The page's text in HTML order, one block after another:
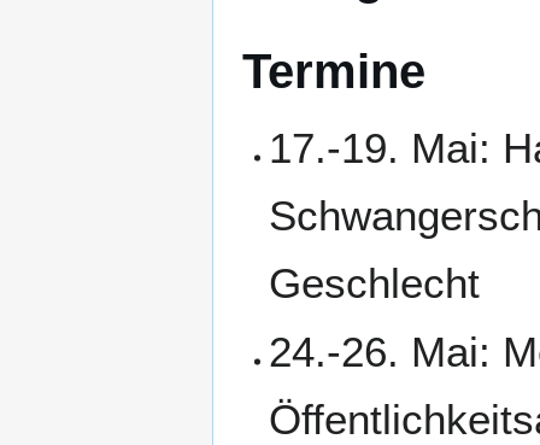
Termine
17.-19. Mai:
Geschlecht
24.-26. Mai: